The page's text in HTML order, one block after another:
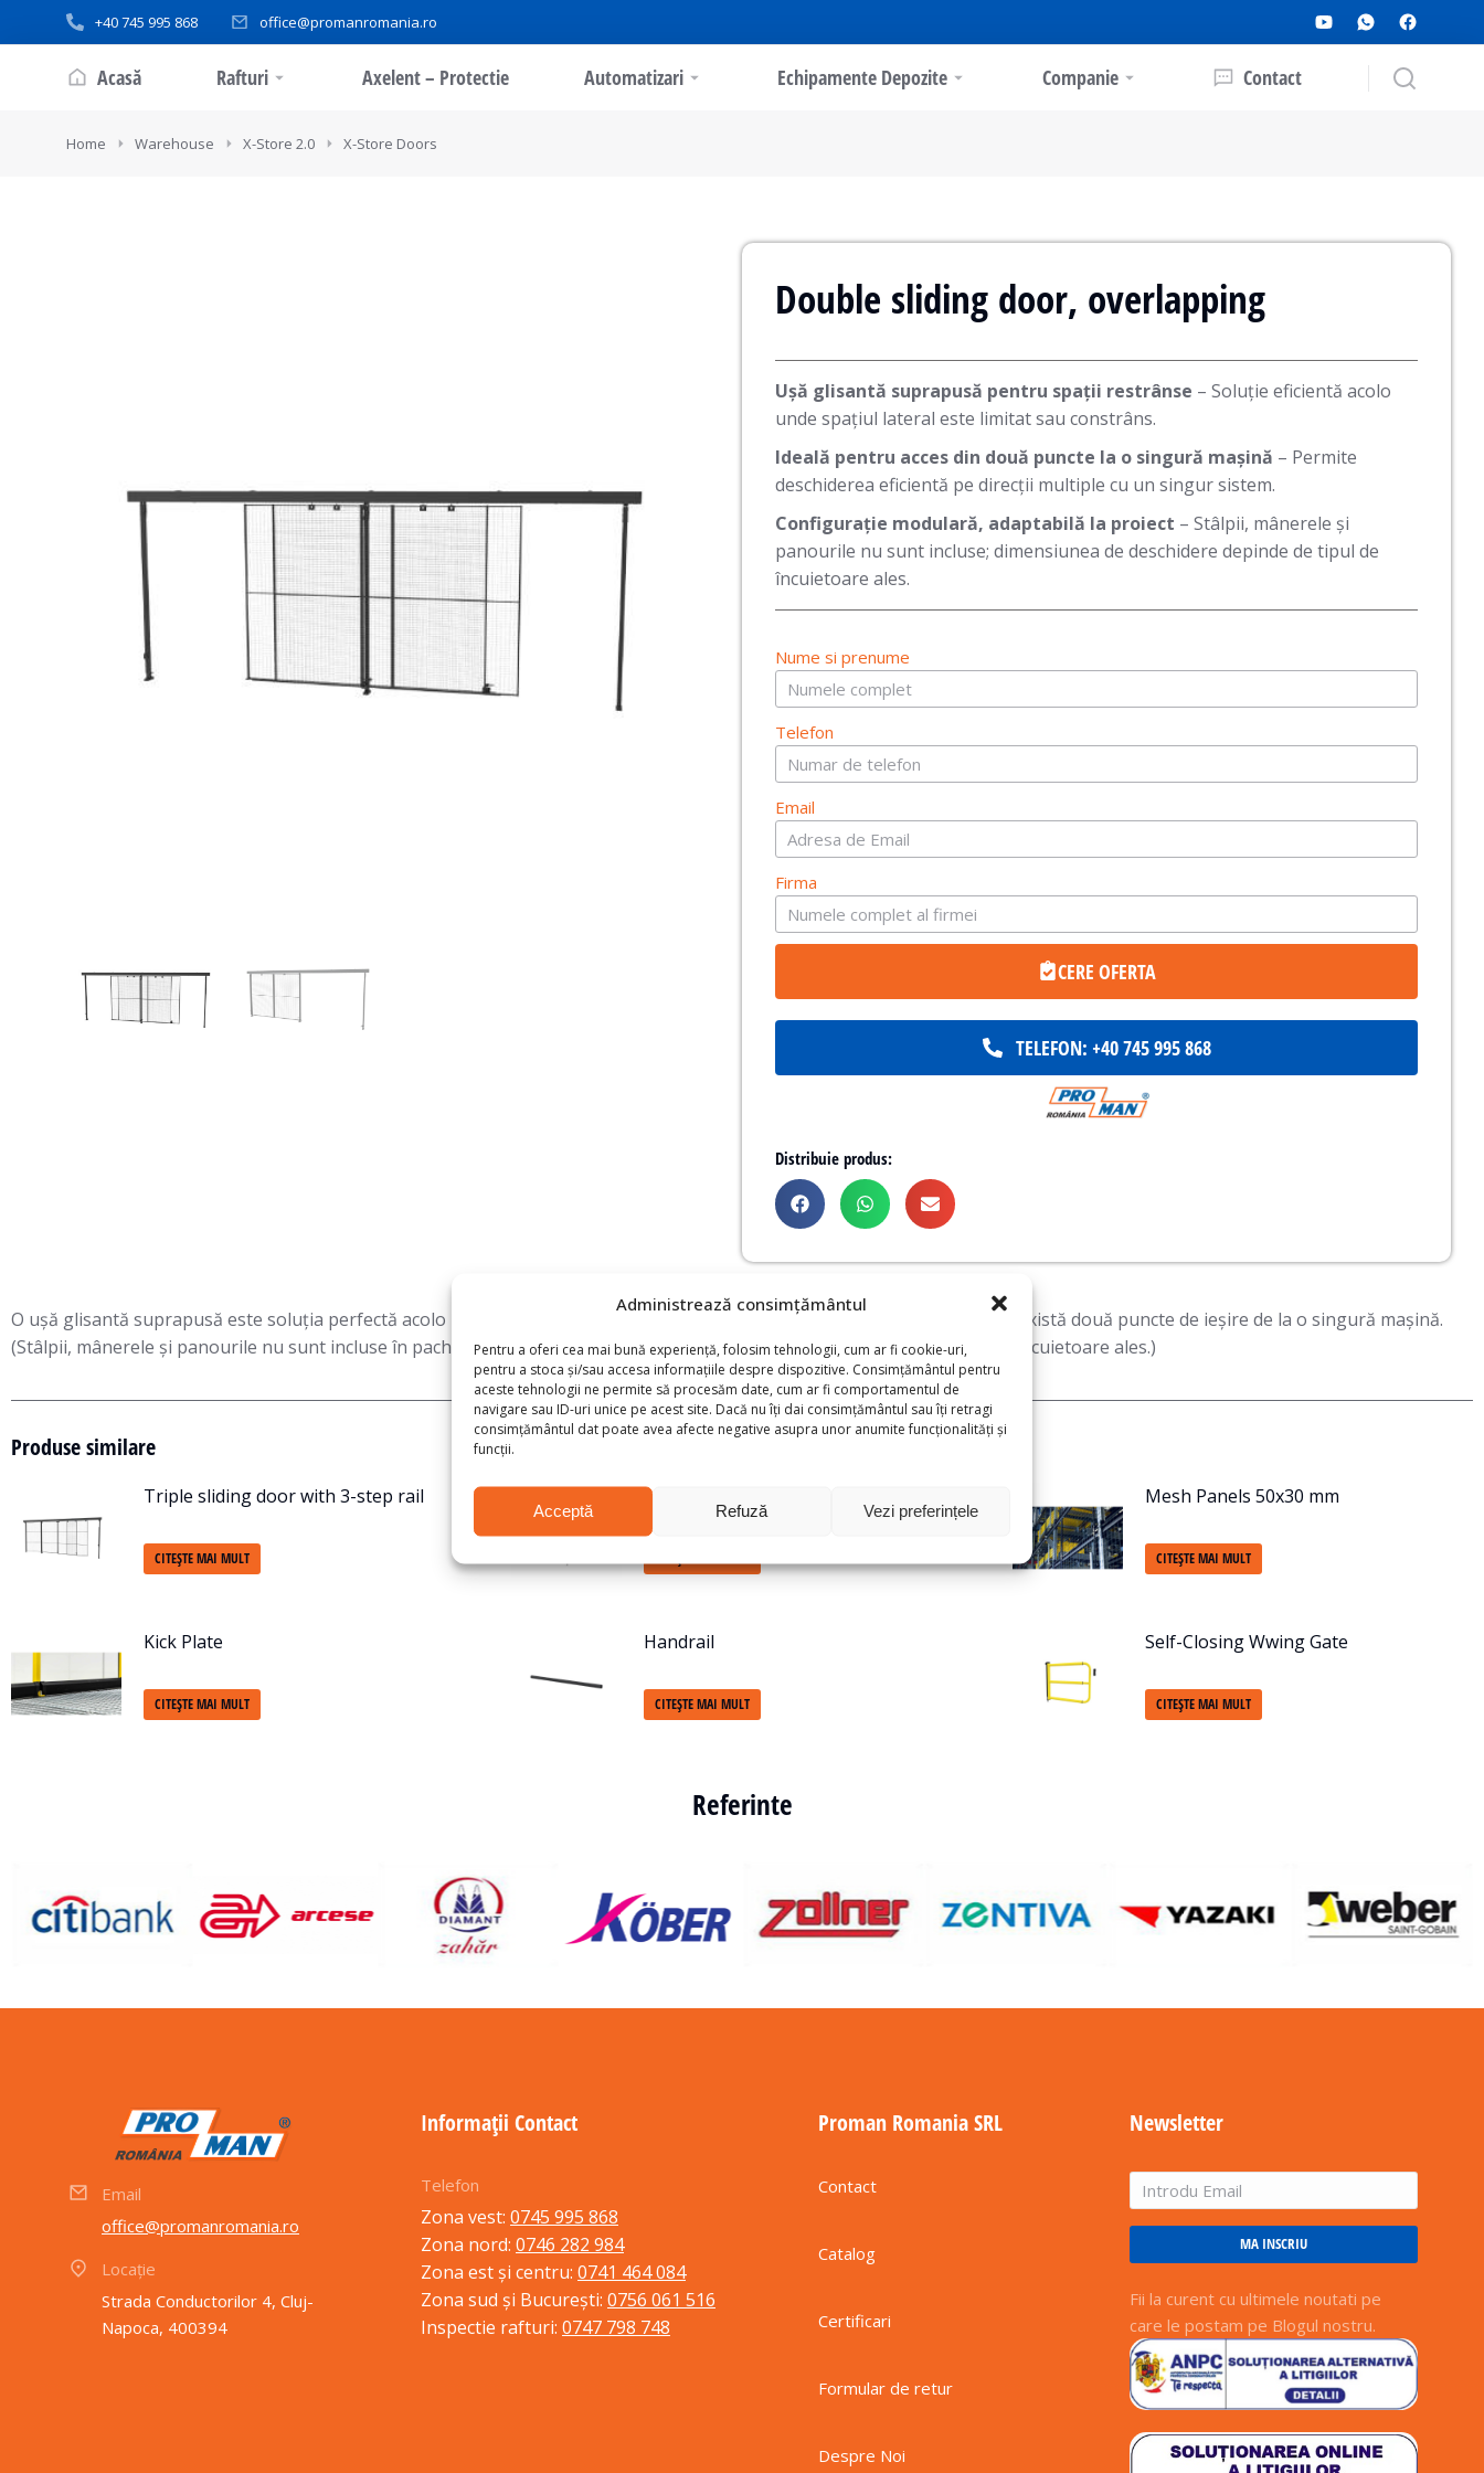
Administrează consimțământul
Pentru a oferi cea mai bună experiență, folosim tehnologii, cum ar fi cookie-uri,
pentru a stoca și/sau accesa informațiile despre dispozitive. Consimțământul pentru
aceste tehnologii ne permite să procesăm date, cum ar fi comportamentul de
navigare sau ID-uri unice pe acest site. Dacă nu îți dai consimțământul sau îți retragi
consimțământul dat poate avea afecte negative asupra unor anumite funcționalități și
funcții.
Acceptă Refuză Vezi preferințele
+40 745 995 868 office@promanromania.ro
Acasă Rafturi Axelent – Protectie Automatizari Echipamente Depozite Companie Contact
You are here:
Home Warehouse X-Store 2.0 X-Store Doors
Double sliding door, overlapping
Ușă glisantă suprapusă pentru spații restrânse – Soluție eficientă acolo
unde spațiul lateral este limitat sau constrâns.
Ideală pentru acces din două puncte la o singură mașină – Permite
deschiderea eficientă pe direcții multiple cu un singur sistem.
Configurație modulară, adaptabilă la proiect – Stâlpii, mânerele și
panourile nu sunt incluse; dimensiunea de deschidere depinde de tipul de
încuietoare ales.
Nume si prenume
Telefon
Email
Firma
CERE OFERTA
TELEFON: +40 745 995 868
Distribuie produs:
O ușă glisantă suprapusă este soluția perfectă acolo unde spațiul este limitat. Ușa glisantă poate fi utilizată și atunci când există două puncte de ieșire de la o singură mașină.
(Stâlpii, mânerele și panourile nu sunt incluse în pachetul ușii. Dimensiunile deschiderii pot fi limitate în funcție de tipul de încuietoare ales.)
Produse similare
Triple sliding door with 3-step rail
CITEȘTE MAI MULT
SafeStore Accessories Mesh Panels 50x30 mm
CITEȘTE MAI MULT
Kick Plate
CITEȘTE MAI MULT
Handrail
CITEȘTE MAI MULT
Self-Closing Wwing Gate
CITEȘTE MAI MULT
Referinte
Email
office@promanromania.ro
Locație
Strada Conductorilor 4, Cluj-
Napoca, 400394
Informații Contact
Telefon
Zona vest: 0745 995 868
Zona nord: 0746 282 984
Zona est și centru: 0741 464 084
Zona sud și București: 0756 061 516
Inspectie rafturi: 0747 798 748
Proman Romania SRL
Contact
Catalog
Certificari
Formular de retur
Despre Noi
Newsletter
MA INSCRIU
Fii la curent cu ultimele noutati pe
care le postam pe Blogul nostru.